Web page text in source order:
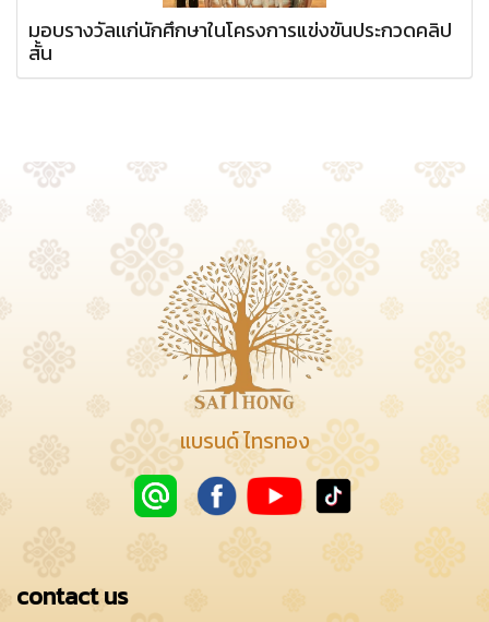
มอบรางวัลเเก่นักศึกษาในโครงการแข่งขันประกวดคลิป
สั้น
แบรนด์ ไทรทอง
contact us